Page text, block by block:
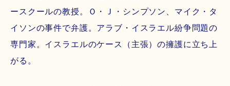
ースクールの教授。Ｏ・Ｊ・シンプソン、マイク・タ
イソンの事件で弁護。アラブ・イスラエル紛争問題の
専門家。イスラエルのケース（主張）の擁護に立ち上
がる。